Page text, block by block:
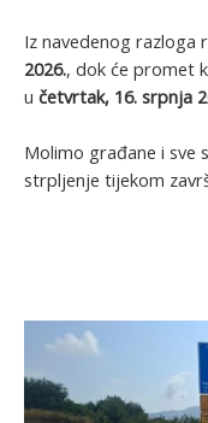
Iz navedenog razloga
2026., dok će promet
u četvrtak, 16. srpnja
Molimo građane i sve
strpljenje tijekom